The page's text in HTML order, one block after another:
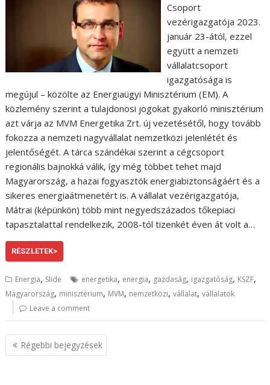
Csoport
vezérigazgatója 2023.
január 23-ától, ezzel
együtt a nemzeti
vállalatcsoport
igazgatósága is
megújul – közölte az Energiaügyi Minisztérium (EM). A
közlemény szerint a tulajdonosi jogokat gyakorló minisztérium
azt várja az MVM Energetika Zrt. új vezetésétől, hogy tovább
fokozza a nemzeti nagyvállalat nemzetközi jelenlétét és
jelentőségét. A tárca szándékai szerint a cégcsoport
regionális bajnokká válik, így még többet tehet majd
Magyarország, a hazai fogyasztók energiabiztonságáért és a
sikeres energiaátmenetért is. A vállalat vezérigazgatója,
Mátrai (képünkön) több mint negyedszázados tőkepiaci
tapasztalattal rendelkezik, 2008-tól tizenkét éven át volt a…
RÉSZLETEK>
Energia, Slide energetika, energia, gazdaság, igazgatóság, KSZF,
Magyarország, minisztérium, MVM, nemzetközi,vállalat,vállalatok
Leave a comment
B
e
Régebbi bejegyzések